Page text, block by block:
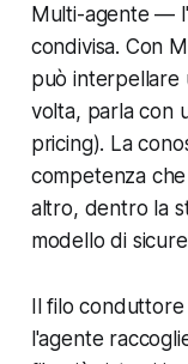
Multi-agente —
condivisa. Con
può interpellare
volta, parla con
pricing). La
competenza
altro, dentro la
modello di
Il filo conduttore
l'agente